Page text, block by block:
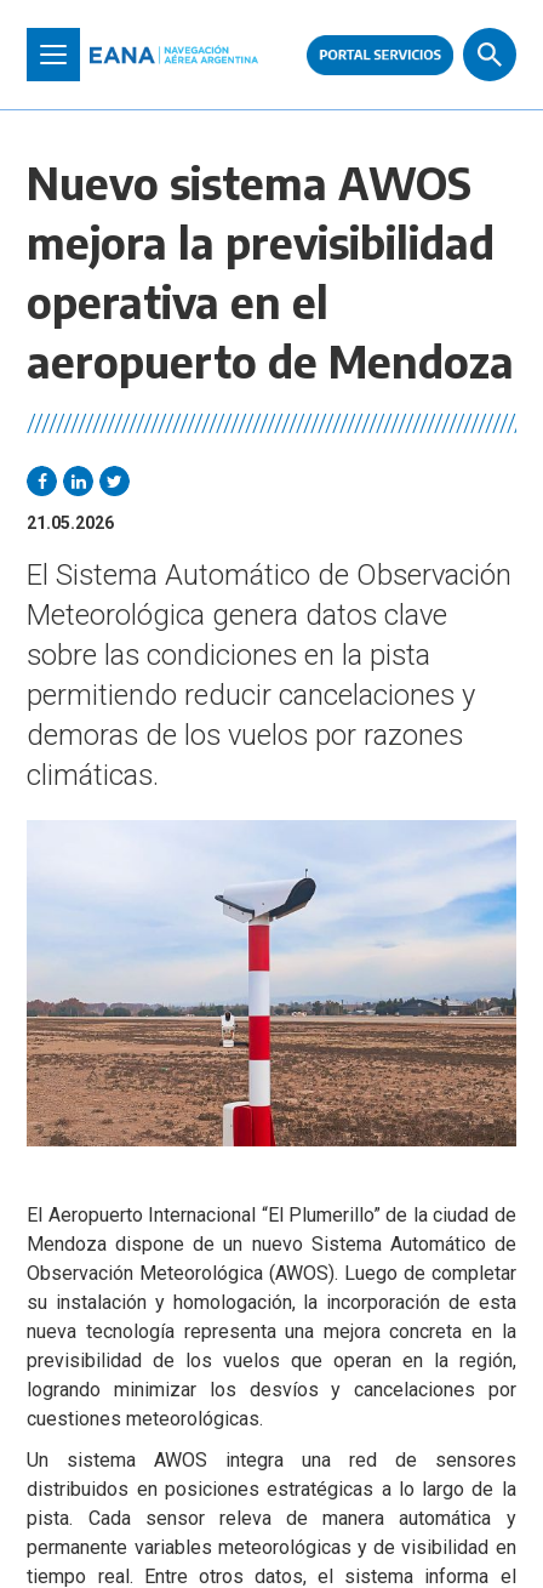
contenido
Toggle
navigation
Nuevo sistema AWOS
mejora la previsibilidad
operativa en el
aeropuerto de Mendoza
21.05.2026
El Sistema Automático de Observación
Meteorológica genera datos clave
sobre las condiciones en la pista
permitiendo reducir cancelaciones y
demoras de los vuelos por razones
climáticas.
El Aeropuerto Internacional “El Plumerillo” de la ciudad de
Mendoza dispone de un nuevo Sistema Automático de
Observación Meteorológica (AWOS). Luego de completar
su instalación y homologación, la incorporación de esta
nueva tecnología representa una mejora concreta en la
previsibilidad de los vuelos que operan en la región,
logrando minimizar los desvíos y cancelaciones por
cuestiones meteorológicas.
Un sistema AWOS integra una red de sensores
distribuidos en posiciones estratégicas a lo largo de la
pista. Cada sensor releva de manera automática y
permanente variables meteorológicas y de visibilidad en
tiempo real. Entre otros datos, el sistema informa el